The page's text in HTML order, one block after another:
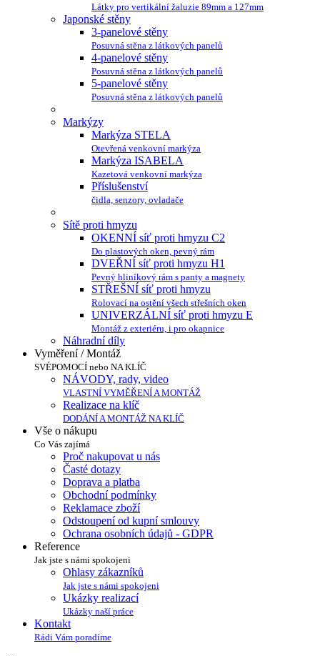
Látky pro vertikální žaluzie 89mm a 127mm
Japonské stěny
3-panelové stěny
Posuvná stěna z látkových panelů
4-panelové stěny
Posuvná stěna z látkových panelů
5-panelové stěny
Posuvná stěna z látkových panelů
Markýzy
Markýza STELA
Otevřená venkovní markýza
Markýza ISABELA
Kazetová venkovní markýza
Příslušenství
čidla, senzory, ovladače
Sítě proti hmyzu
OKENNÍ síť proti hmyzu C2
Do plastových oken, pevný rám
DVEŘNÍ síť proti hmyzu H1
Pevný hliníkový rám s panty a magnety
STŘEŠNÍ síť proti hmyzu
Rolovací na ostění všech střešních oken
UNIVERZÁLNÍ síť proti hmyzu E
Montáž z exteriéru, i pro okapnice
Náhradní díly
Vyměření / Montáž
SVÉPOMOCÍ nebo NA KLÍČ
NÁVODY, rady, video
VLASTNÍ VYMĚŘENÍ A MONTÁŽ
Realizace na klíč
DODÁNÍ A MONTÁŽ NA KLÍČ
Vše o nákupu
Co Vás zajímá
Proč nakupovat u nás
Časté dotazy
Doprava a platba
Obchodní podmínky
Reklamace zboží
Odstoupení od kupní smlouvy
Ochrana osobních údajů - GDPR
Reference
Jak jste s námi spokojeni
Ohlasy zákazníků
Jak jste s námi spokojeni
Ukázky realizací
Ukázky naší práce
Kontakt
Rádi Vám poradíme